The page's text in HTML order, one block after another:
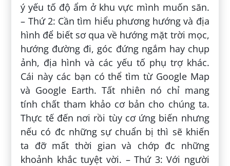
ý yếu tố độ ẩm ở khu vực mình muốn săn.
– Thứ 2: Cần tìm hiểu phương hướng và địa
hình để biết sơ qua về hướng mặt trời mọc,
hướng đường đi, góc đứng ngắm hay chụp
ảnh, địa hình và các yếu tố phụ trợ khác.
Cái này các bạn có thể tìm từ Google Map
và Google Earth. Tất nhiên nó chỉ mang
tính chất tham khảo cơ bản cho chúng ta.
Thực tế đến nơi rồi tùy cơ ứng biến nhưng
nếu có đc những sự chuẩn bị thì sẽ khiến
ta đỡ mất thời gian và chớp đc những
khoảnh khắc tuyệt vời. – Thứ 3: Với người